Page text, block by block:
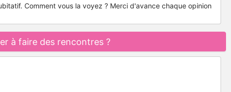
Comment vous la voyez ? Merci d'avance chaque opinion
à faire des rencontres ?